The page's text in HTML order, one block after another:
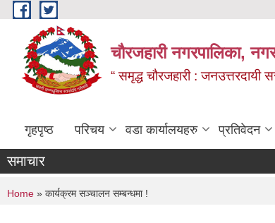
Skip to main content
चौरजहारी नगरपालिका,
“ समृद्ध चौरजहारी : जनउत्तरदायी
गृहपृष्ठ परिचय वडा कार्यालयहरु प्रतिवेदन
समाचार
You are here
Home » कार्यक्रम सञ्चालन सम्बन्धमा !